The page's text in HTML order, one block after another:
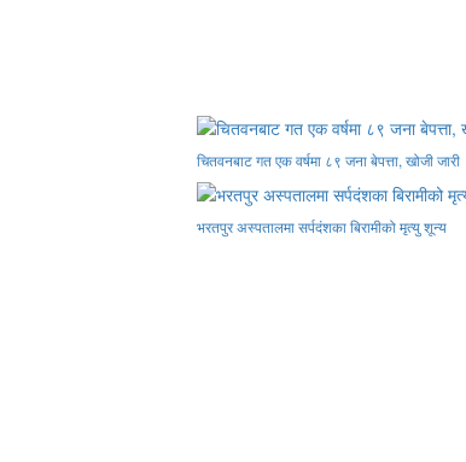
चितवनबाट गत एक वर्षमा ८९ जना बेपत्ता, खोजी जारी
भरतपुर अस्पतालमा सर्पदंशका बिरामीको मृत्यु शून्य